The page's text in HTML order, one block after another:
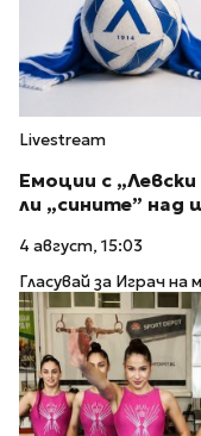
Livestream
Емоции с
ли „сините” над
4 август, 15:03
Гласувай за Играч